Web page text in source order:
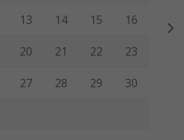
13 14 15 16
20 21 22 23
27 28 29 30